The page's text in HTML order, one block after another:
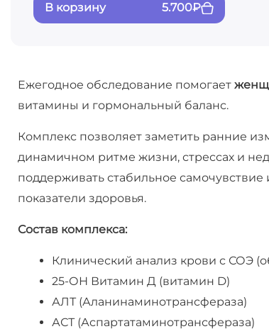
В корзину 5.700₽
Ежегодное обследование помогает
витамины и гормональный баланс.
Комплекс позволяет заметить ранние
динамичном ритме жизни, стрессах и
поддерживать стабильное
показатели здоровья.
Состав комплекса:
Клинический анализ крови с СОЭ
25-ОН Витамин Д (витамин D)
АЛТ (Аланинаминотрансфераза)
АСТ (Аспартатаминотрансфераза)